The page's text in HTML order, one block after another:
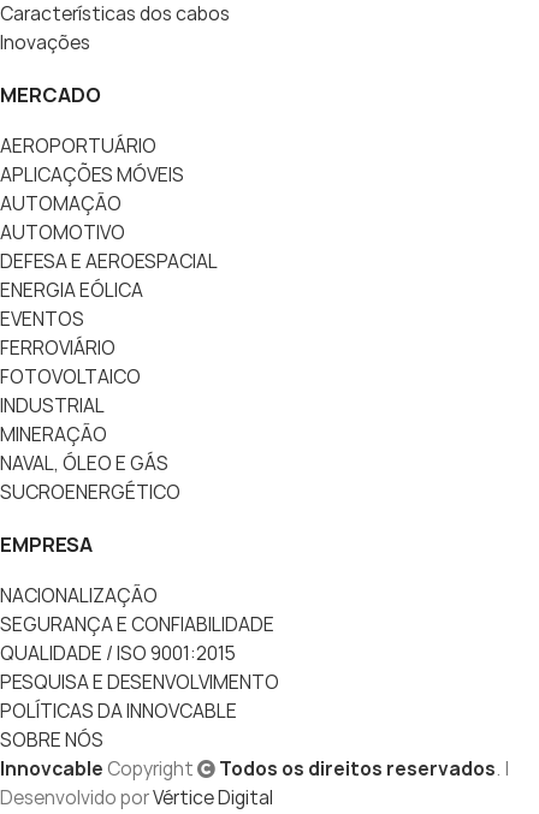
Características dos cabos
Inovações
MERCADO
AEROPORTUÁRIO
APLICAÇÕES MÓVEIS
AUTOMAÇÃO
AUTOMOTIVO
DEFESA E AEROESPACIAL
ENERGIA EÓLICA
EVENTOS
FERROVIÁRIO
FOTOVOLTAICO
INDUSTRIAL
MINERAÇÃO
NAVAL, ÓLEO E GÁS
SUCROENERGÉTICO
EMPRESA
NACIONALIZAÇÃO
SEGURANÇA E CONFIABILIDADE
QUALIDADE / ISO 9001:2015
PESQUISA E DESENVOLVIMENTO
POLÍTICAS DA INNOVCABLE
SOBRE NÓS
InnovcableCopyright Todos os direitos reservados. |
Desenvolvido porVértice Digital